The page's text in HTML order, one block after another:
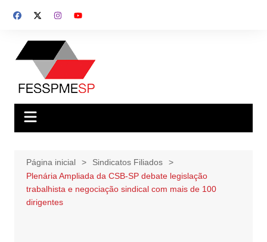
para
conteúdo
Página inicial
Sindicatos Filiados
Plenária Ampliada da CSB-SP debate legislação
trabalhista e negociação sindical com mais de 100
dirigentes